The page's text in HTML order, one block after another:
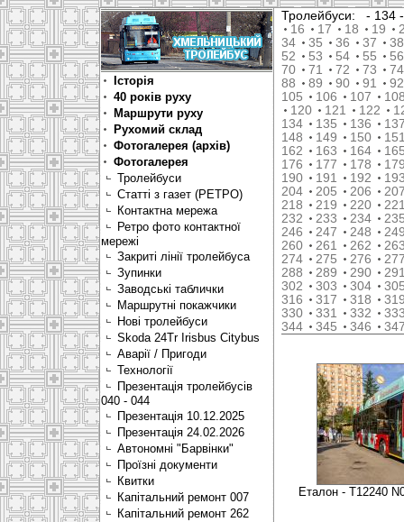
Історія
40 років руху
Маршрути руху
Рухомий склад
Фотогалерея (архів)
Фотогалерея
Тролейбуси
Статті з газет (РЕТРО)
Контактна мережа
Ретро фото контактної
мережі
Закриті лінії тролейбуса
Зупинки
Заводські таблички
Маршрутні покажчики
Нові тролейбуси
Skoda 24Tr Irisbus Citybus
Аварії / Пригоди
Технології
Презентація тролейбусів
040 - 044
Презентація 10.12.2025
Презентація 24.02.2026
Автономні "Барвінки"
Проїзні документи
Квитки
Капітальний ремонт 007
Капітальний ремонт 262
Тролейбуси:
-
16
17 18 19
34
35 36 37
38
52
53 54 55
56
70
71 72 73
74
88
89 90 91
92
105
106 107
120
121 122
134
135 136
148
149 150
162
163 164
176
177 178
190
191 192
204
205 206
218
219 220
232
233 234
246
247 248
260
261 262
274
275 276
288
289 290
302
303 304
316
317 318
330
331 332
344
345 346
Еталон - Т12240